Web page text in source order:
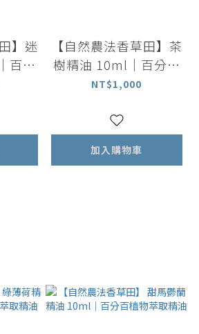
】迷
百分
【自然農法香草田】茶
樹精油 10ml｜百分百
植物萃取精油
NT$1,000
加入購物車